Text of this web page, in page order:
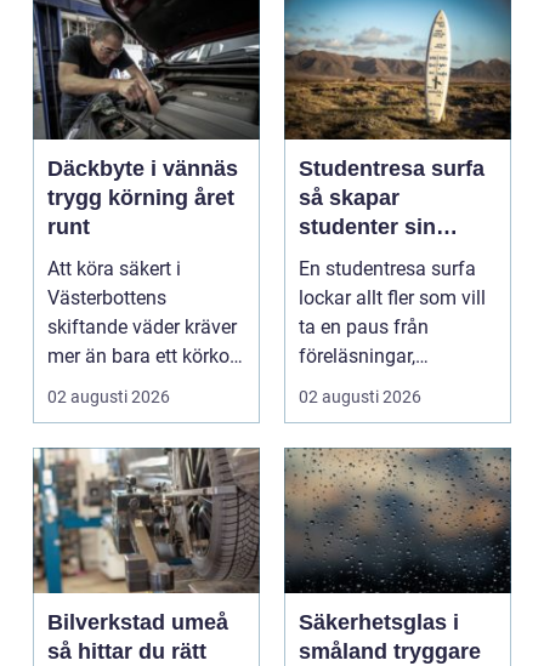
Däckbyte i vännäs
trygg körning året
runt
Att köra säkert i
Västerbottens
skiftande väder kräver
mer än bara ett körkort
och en pålitlig bil. ...
02 augusti 2026
Studentresa surfa
så skapar
studenter sin
ultimata paus från
plugget
En studentresa surfa
lockar allt fler som vill
ta en paus från
föreläsningar,
tentaplugg och sena
02 augusti 2026
Bilverkstad umeå
så hittar du rätt
Säkerhetsglas i
småland tryggare